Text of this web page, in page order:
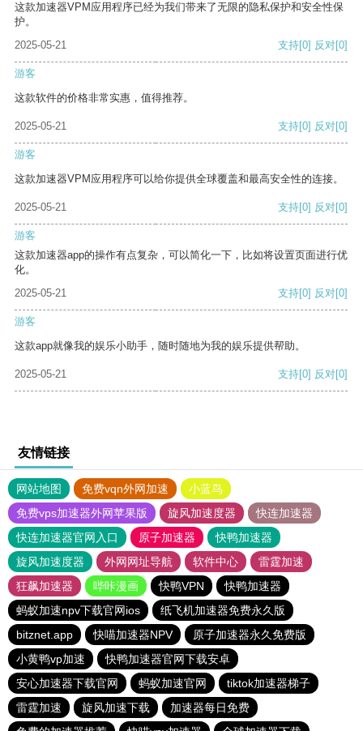
这款加速器VPM应用程序已经为我们带来了无限的隐私保护和安全性保
护。
2025-05-21
支持[0] 反对[0]
游客
这款软件的价格非常实惠，值得推荐。
2025-05-21 支持[0] 反对[0]
游客
这款加速器VPM应用程序可以给你提供全球覆盖和最高安全性的连接。
2025-05-21 支持[0] 反对[0]
游客
这款加速器app的操作有点复杂，可以简化一下，比如将设置页面进行优
化。
2025-05-21
支持[0] 反对[0]
游客
这款app就像我的娱乐小助手，随时随地为我的娱乐提供帮助。
2025-05-21 支持[0] 反对[0]
友情链接
网站地图 免费vqn外网加速
小蓝鸟
免费vps加速器外网苹果版
旋风加速度器
快连加速器
快连加速器官网入口
原子加速器
快鸭加速器
旋风加速度器
外网网址导航 软件中心
雷霆加速
狂飙加速器
哔咔漫画 快鸭VPN
快鸭加速器
蚂蚁加速npv下载官网ios
纸飞机加速器免费永久版
bitznet.app
快喵加速器NPV
原子加速器永久免费版
小黄鸭vp加速
快鸭加速器官网下载安卓
安心加速器下载官网
蚂蚁加速官网
tiktok加速器梯子
雷霆加速
旋风加速下载
加速器每日免费